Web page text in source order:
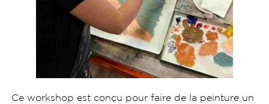
Ce workshop est conçu pour faire de la peinture un